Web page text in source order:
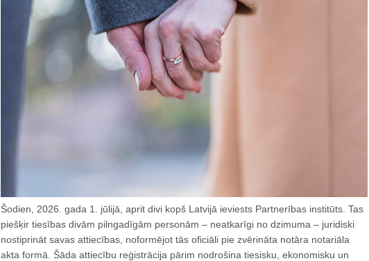
Šodien, 2026. gada 1. jūlijā, aprit divi kopš Latvijā ieviests Partnerības institūts. Tas
piešķir tiesības divām pilngadīgām personām – neatkarīgi no dzimuma – juridiski
nostiprināt savas attiecības, noformējot tās oficiāli pie zvērināta notāra notariāla
akta formā. Šāda attiecību reģistrācija pārim nodrošina tiesisku, ekonomisku un